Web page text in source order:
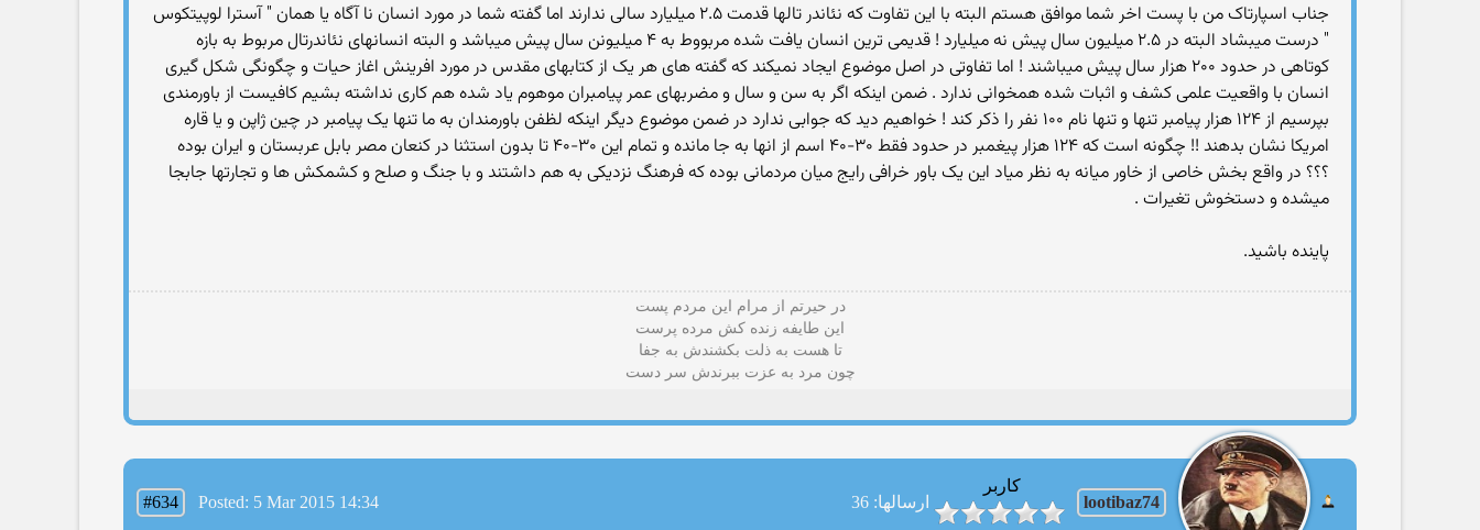
جناب اسپارتاک من با پست اخر شما موافق هستم البته با این تفاوت که نئاندر تالها قدمت ۲.۵ میلیارد سالی ندارند اما گفته شما در مورد انسان نا آگاه یا همان " آسترا لوپیتکوس
" درست میبشاد البته در ۲.۵ میلیون سال پیش نه میلیارد ! قدیمی ترین انسان یافت شده مربووط به ۴ میلیونن سال پیش میباشد و البته انسانهای نئاندرتال مربوط به بازه
کوتاهی در حدود ۲۰۰ هزار سال پیش میباشند ! اما تفاوتی در اصل موضوع ایجاد نمیکند که گفته های هر یک از کتابهای مقدس در مورد افرینش اغاز حیات و چگونگی شکل گیری
انسان با واقعیت علمی کشف و اثبات شده همخوانی ندارد . ضمن اینکه اگر به سن و سال و مضربهای عمر پیامبران موهوم یاد شده هم کاری نداشته بشیم کافیست از باورمندی
بپرسیم از ۱۲۴ هزار پیامبر تنها و تنها نام ۱۰۰ نفر را ذکر کند ! خواهیم دید که جوابی ندارد در ضمن موضوع دیگر اینکه لظفن باورمندان به ما تنها یک پیامبر در چین ژاپن و یا قاره
امریکا نشان بدهند !! چگونه است که ۱۲۴ هزار پیغمبر در حدود فقط ۳۰-۴۰ اسم از انها به جا مانده و تمام این ۳۰-۴۰ تا بدون استثنا در کنعان مصر بابل عربستان و ایران بوده
؟؟؟ در واقع بخش خاصی از خاور میانه به نظر میاد این یک باور خرافی رایج میان مردمانی بوده که فرهنگ نزدیکی به هم داشتند و با جنگ و صلح و کشمکش ها و تجارتها جابجا
میشده و دستخوش تغیرات .
پاینده باشید.
در حیرتم از مرام این مردم پست
این طایفه زنده کش مرده پرست
تا هست به ذلت بکشندش به جفا
چون مرد به عزت ببرندش سر دست
lootibaz74
کاربر
ارسالها: 36
#634 Posted: 5 Mar 2015 14:34